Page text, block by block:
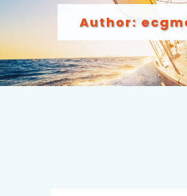
Author: